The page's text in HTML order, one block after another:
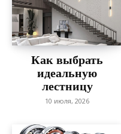
Как выбрать
идеальную
лестницу
10 июля, 2026